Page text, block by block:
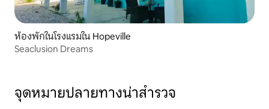
ห้องพักในโรงแรมใน Hopeville
Seaclusion Dreams
จุดหมายปลายทางน่าสำรวจ